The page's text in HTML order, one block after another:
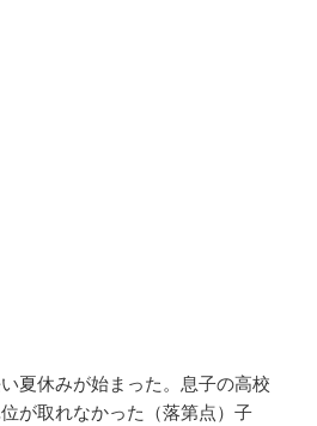
夏休みが始まった。息子の高校
が取れなかった（落第点）子